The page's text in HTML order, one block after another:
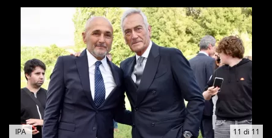
11 di 11
IPA